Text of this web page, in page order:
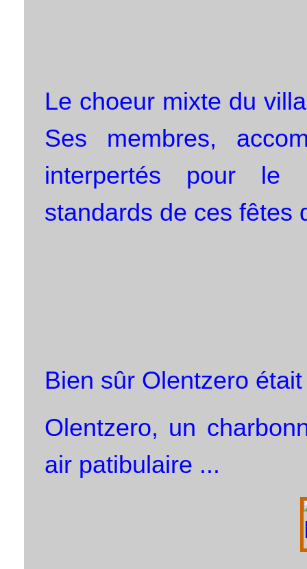
Le choeur mixte du
Ses membres,
interpertés pour le
standards de ces fêtes
Bien sûr Olentzero
Olentzero, un
air patibulaire ...